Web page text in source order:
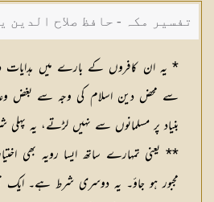
تفسیر مکہ - حافظ صلاح الدین
* یہ ان کافروں کے بارے میں ہدایات
سے محض دین اسلام کی وجہ سے بغض
بنیاد پر مسلمانوں سے نہیں لڑتے، یہ
** یعنی تمہارے ساتھ ایسا رویہ بھی
مجبور ہو جاؤ۔ یہ دوسری شرط ہے۔ ایک